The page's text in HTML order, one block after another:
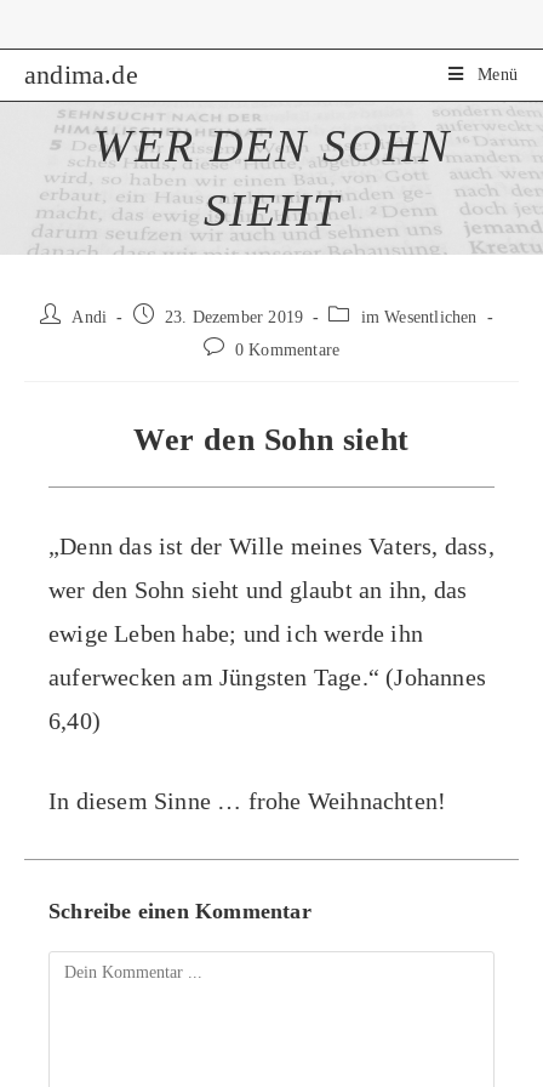
Inhalt
springen
andima.de Menü
WER DEN SOHN
SIEHT
Beitrags-
Andi
Beitrag
veröffentlicht:
23. Dezember 2019
Beitrags-
im Wesentlichen
Beitrags-0 Kommentare
Wer den Sohn sieht
„Denn das ist der Wille meines Vaters, dass,
wer den Sohn sieht und glaubt an ihn, das
ewige Leben habe; und ich werde ihn
auferwecken am Jüngsten Tage.“ (Johannes
6,40)
In diesem Sinne … frohe Weihnachten!
Schreibe einen Kommentar
Kommentieren